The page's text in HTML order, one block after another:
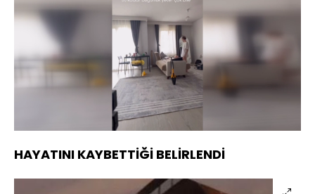
Aç
Hızı
HAYATINI KAYBETTİĞİ BELİRLENDİ